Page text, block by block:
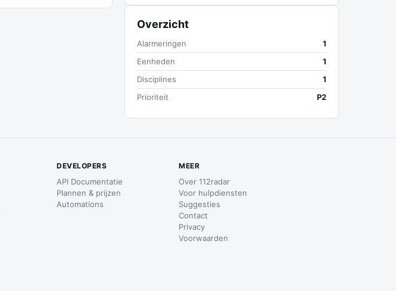
Overzicht
Alarmeringen
1
Eenheden
1
Disciplines
1
Prioriteit
P2
DEVELOPERS
API Documentatie
Plannen & prijzen
Automations
MEER
Over 112radar
Voor hulpdiensten
Suggesties
Contact
Privacy
Voorwaarden